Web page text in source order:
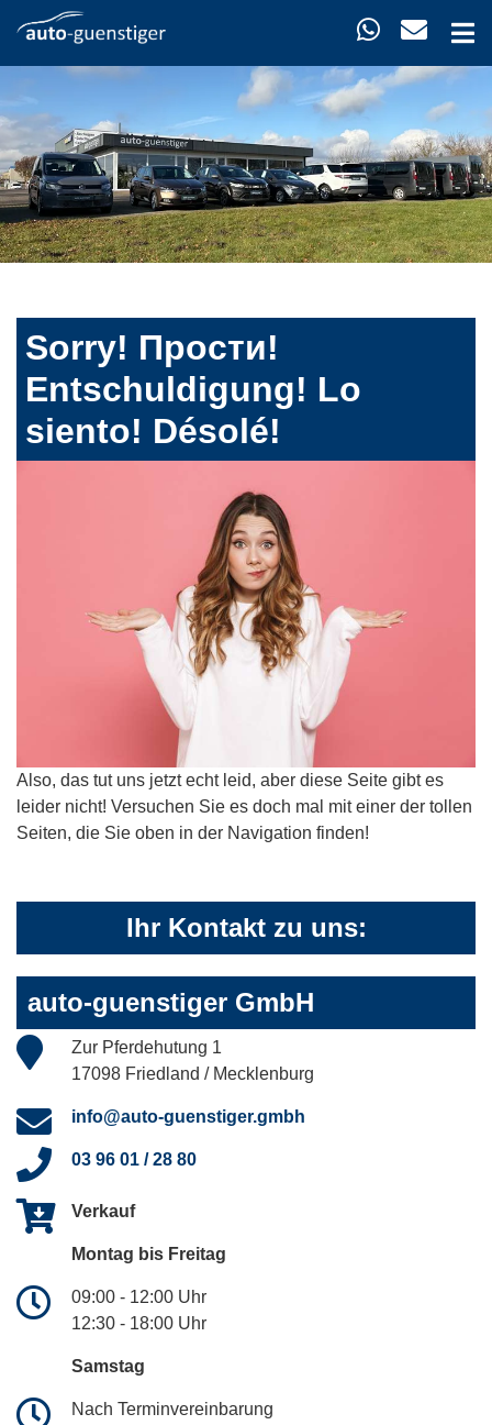
Sorry! Прости!
Entschuldigung! Lo
siento! Désolé!
Also, das tut uns jetzt echt leid, aber diese Seite gibt es
leider nicht! Versuchen Sie es doch mal mit einer der tollen
Seiten, die Sie oben in der Navigation finden!
Ihr Kontakt zu uns:
auto-guenstiger GmbH
Zur Pferdehutung 1
17098 Friedland / Mecklenburg
info@auto-guenstiger.gmbh
03 96 01 / 28 80
Verkauf
Montag bis Freitag
09:00 - 12:00 Uhr
12:30 - 18:00 Uhr
Samstag
Nach Terminvereinbarung